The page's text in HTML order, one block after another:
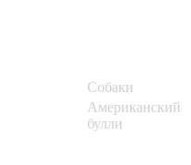
Собаки
Американский
булли